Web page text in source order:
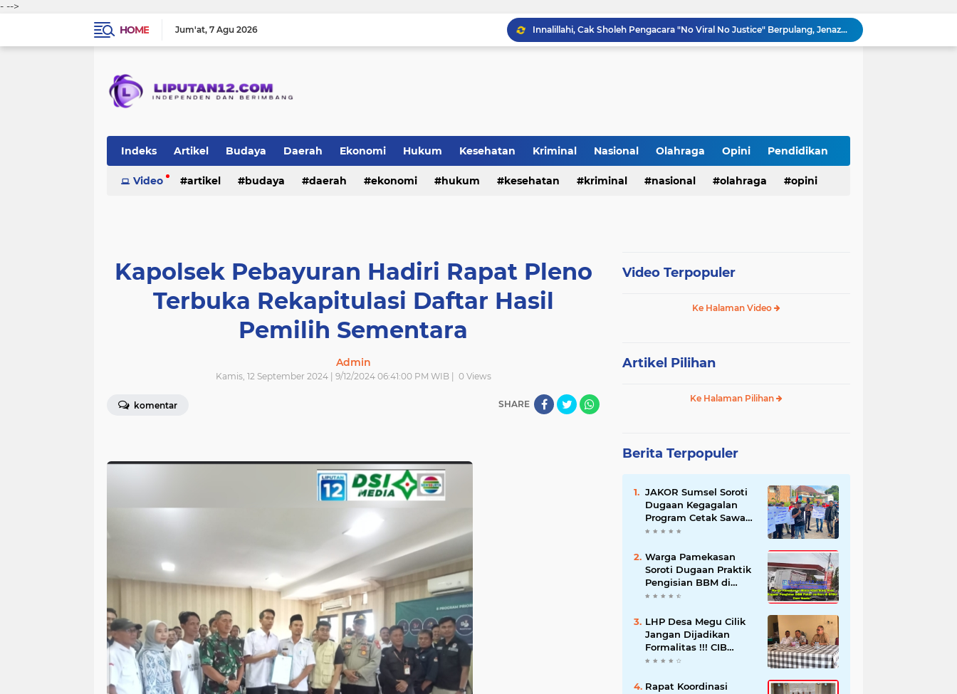
- -->
HOME
Jum'at 7 Agu 2026
Innalillahi, Cak Sholeh Pengacara "No Viral No Justice" Berpulang, Jenazah Akan Dimakamkan di Ponpes Singa Putih Pasuruan
Operasional SPPG 5 Bandengan berhenti sementara usai menu MBG di duga sebabkan keracunan bagaimana dengan air limbah SPPG 3 Bawu yang di duga cemari sumur warga.
LSM TOPAN RI Resmi Adukan Temuan Proyek Drainase Tenggumung Wetan ke Ditkrimsus Polda Jatim dan Kejati Jatim
Indeks Artikel Budaya Daerah Ekonomi Hukum Kesehatan Kriminal Nasional Olahraga Opini Pendidikan
Peristiwa Politik TNI-Polri sosial
Video artikel budaya daerah ekonomi hukum kesehatan kriminal nasional olahraga opini
Kapolsek Pebayuran Hadiri Rapat Pleno
Terbuka Rekapitulasi Daftar Hasil
Pemilih Sementara
Admin
Kamis, 12 September 2024 | 9/12/2024 06:41:00 PM WIB | 0Views
komentar SHARE
Video Terpopuler
Ke Halaman Video
Artikel Pilihan
Ke Halaman Pilihan
Berita Terpopuler
JAKOR Sumsel Soroti
Dugaan Kegagalan
Program Cetak Sawah
Rp105 Miliar di Ogan
Pertanian Mundur
Warga Pamekasan
Soroti Dugaan Praktik
Pengisian BBM di
SPBU Cem Manis,
Pengawasan
LHP Desa Megu Cilik
Jangan Dijadikan
Formalitas !!! CIB
Desak Inspektorat
dan Hentikan Dugaan
Rapat Koordinasi